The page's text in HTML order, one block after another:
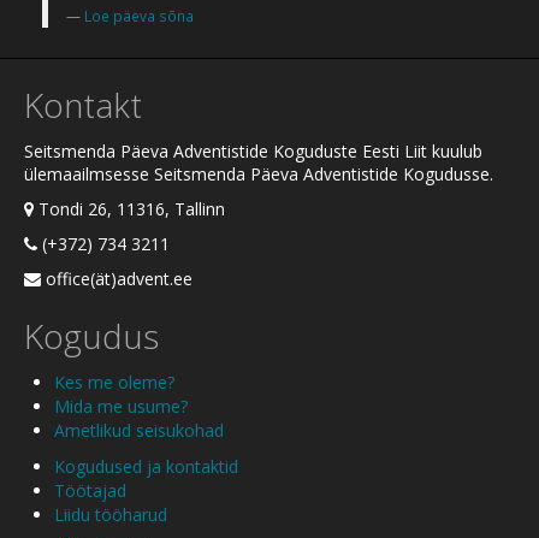
Loe päeva sõna
Kontakt
Seitsmenda Päeva Adventistide Koguduste Eesti Liit kuulub
ülemaailmsesse Seitsmenda Päeva Adventistide Kogudusse.
Tondi 26, 11316, Tallinn
(+372) 734 3211
office(ät)advent.ee
Kogudus
Kes me oleme?
Mida me usume?
Ametlikud seisukohad
Kogudused ja kontaktid
Töötajad
Liidu tööharud